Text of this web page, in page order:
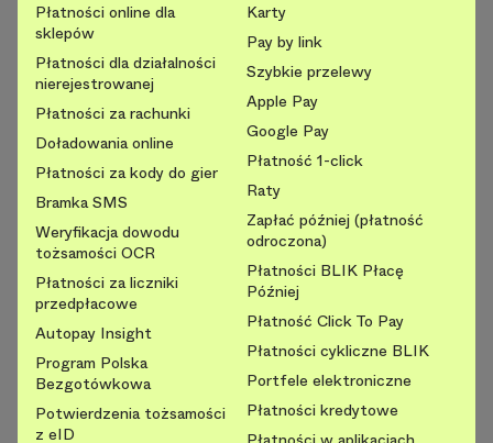
Płatności online dla
sklepów
Płatności dla działalności
nierejestrowanej
Płatności za rachunki
Doładowania online
Płatności za kody do gier
Bramka SMS
Weryfikacja dowodu
tożsamości OCR
Płatności za liczniki
przedpłacowe
Autopay Insight
Program Polska
Bezgotówkowa
Potwierdzenia tożsamości
z eID
Karty
Pay by link
Szybkie przelewy
Apple Pay
Google Pay
Płatność 1-click
Raty
Zapłać później (płatność
odroczona)
Płatności BLIK Płacę
Później
Płatność Click To Pay
Płatności cykliczne BLIK
Portfele elektroniczne
Płatności kredytowe